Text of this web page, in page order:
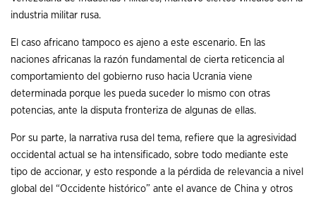
industria militar rusa.
El caso africano tampoco es ajeno a este escenario. En las
naciones africanas la razón fundamental de cierta reticencia al
comportamiento del gobierno ruso hacia Ucrania viene
determinada porque les pueda suceder lo mismo con otras
potencias, ante la disputa fronteriza de algunas de ellas.
Por su parte, la narrativa rusa del tema, refiere que la agresividad
occidental actual se ha intensificado, sobre todo mediante este
tipo de accionar, y esto responde a la pérdida de relevancia a nivel
global del “Occidente histórico” ante el avance de China y otros